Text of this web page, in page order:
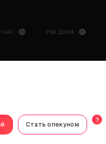
НАС УЖЕ ДОМА
Стать опекуном
?